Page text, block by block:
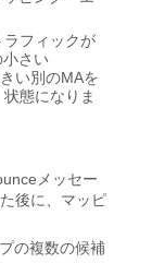
フィックが
さい
い別のMAを
態になりま
メッセー
後に、マッピ
の複数の候補